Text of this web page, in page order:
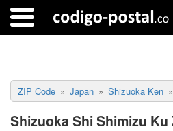
ZIP Code Japan Shizuoka Ken
Shizuoka Shi Shimizu Ku